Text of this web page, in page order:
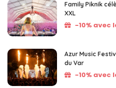
Family Piknik
XXL
-10% avec
Azur Music
du Var
-10% avec